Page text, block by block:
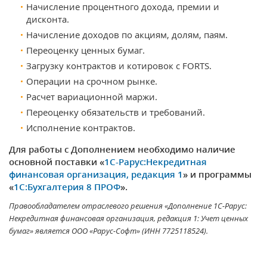
Начисление процентного дохода, премии и
дисконта.
Начисление доходов по акциям, долям, паям.
Переоценку ценных бумаг.
Загрузку контрактов и котировок с FORTS.
Операции на срочном рынке.
Расчет вариационной маржи.
Переоценку обязательств и требований.
Исполнение контрактов.
Для работы с Дополнением необходимо наличие
основной поставки «1С-Рарус:Некредитная
финансовая организация, редакция 1» и программы
«1С:Бухгалтерия 8 ПРОФ».
Правообладателем отраслевого решения «Дополнение 1С-Рарус:
Некредитная финансовая организация, редакция 1: Учет ценных
бумаг» является ООО «Рарус-Софт» (ИНН 7725118524).